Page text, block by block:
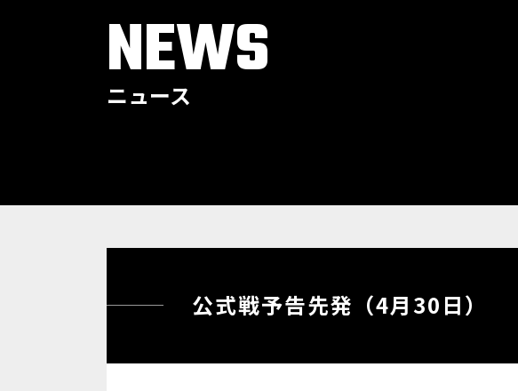
NEWS
ニュース
公式戦予告先発（4月30日）